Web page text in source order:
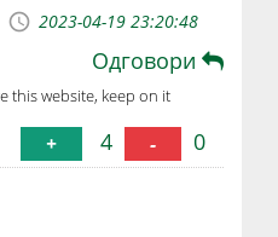
2023-04-19 23:20:48
Одговори
this website, keep on it
+ 4 - 0